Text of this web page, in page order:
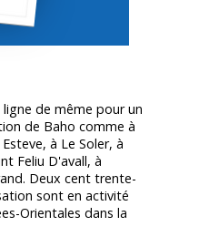
de même pour un
de Baho comme à
à Le Soler, à
Feliu D'avall, à
Deux cent trente-
sont en activité
Orientales dans la